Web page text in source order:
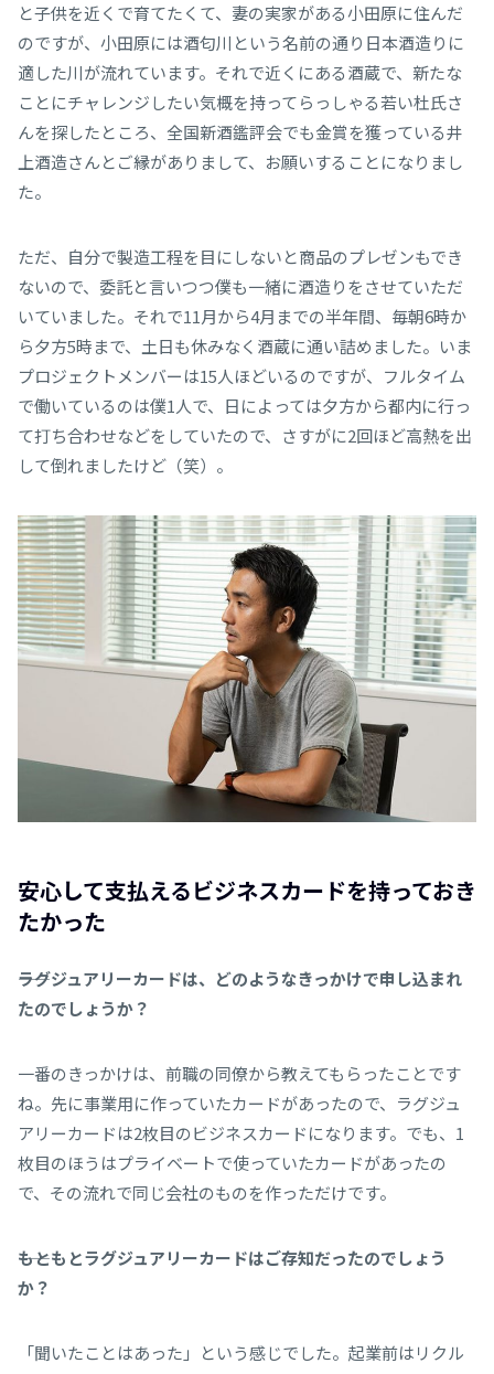
と子供を近くで育てたくて、妻の実家がある小田原に住んだ
のですが、小田原には酒匂川という名前の通り日本酒造りに
適した川が流れています。それで近くにある酒蔵で、新たな
ことにチャレンジしたい気概を持ってらっしゃる若い杜氏さ
んを探したところ、全国新酒鑑評会でも金賞を獲っている井
上酒造さんとご縁がありまして、お願いすることになりまし
た。
ただ、自分で製造工程を目にしないと商品のプレゼンもでき
ないので、委託と言いつつ僕も一緒に酒造りをさせていただ
いていました。それで11月から4月までの半年間、毎朝6時か
ら夕方5時まで、土日も休みなく酒蔵に通い詰めました。いま
プロジェクトメンバーは15人ほどいるのですが、フルタイム
で働いているのは僕1人で、日によっては夕方から都内に行っ
て打ち合わせなどをしていたので、さすがに2回ほど高熱を出
して倒れましたけど（笑）。
安心して支払えるビジネスカードを持っておき
たかった
――ラグジュアリーカードは、どのようなきっかけで申し込まれ
たのでしょうか？
一番のきっかけは、前職の同僚から教えてもらったことです
ね。先に事業用に作っていたカードがあったので、ラグジュ
アリーカードは2枚目のビジネスカードになります。でも、1
枚目のほうはプライベートで使っていたカードがあったの
で、その流れで同じ会社のものを作っただけです。
――もともとラグジュアリーカードはご存知だったのでしょう
か？
「聞いたことはあった」という感じでした。起業前はリクル